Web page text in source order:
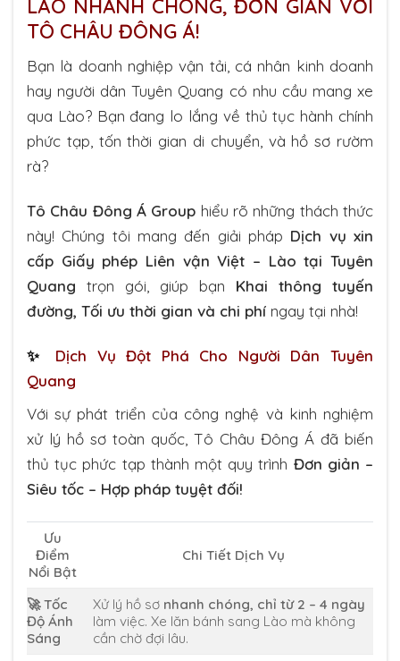
LÀO NHANH CHÓNG, ĐƠN GIẢN VỚI
TÔ CHÂU ĐÔNG Á!
Bạn là doanh nghiệp vận tải, cá nhân kinh doanh
hay người dân Tuyên Quang có nhu cầu mang xe
qua Lào? Bạn đang lo lắng về thủ tục hành chính
phức tạp, tốn thời gian di chuyển, và hồ sơ rườm
rà?
Tô Châu Đông Á Group hiểu rõ những thách thức
này! Chúng tôi mang đến giải pháp Dịch vụ xin
cấp Giấy phép Liên vận Việt – Lào tại Tuyên
Quang trọn gói, giúp bạn Khai thông tuyến
đường, Tối ưu thời gian và chi phí ngay tại nhà!
✨ Dịch Vụ Đột Phá Cho Người Dân Tuyên
Quang
Với sự phát triển của công nghệ và kinh nghiệm
xử lý hồ sơ toàn quốc, Tô Châu Đông Á đã biến
thủ tục phức tạp thành một quy trình Đơn giản –
Siêu tốc – Hợp pháp tuyệt đối!
Ưu
Điểm
Nổi Bật
Chi Tiết Dịch Vụ
🚀 Tốc
Độ Ánh
Sáng
Xử lý hồ sơ nhanh chóng, chỉ từ 2 – 4 ngày
làm việc. Xe lăn bánh sang Lào mà không
cần chờ đợi lâu.